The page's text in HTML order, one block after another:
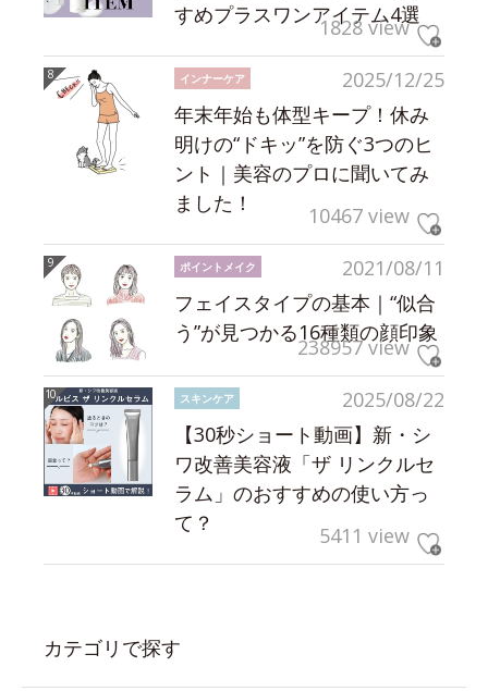
すめプラスワンアイテム4選
1828 view
2025/12/25
インナーケア
年末年始も体型キープ！休み
明けの“ドキッ”を防ぐ3つのヒ
ント｜美容のプロに聞いてみ
ました！
10467 view
2021/08/11
ポイントメイク
フェイスタイプの基本｜“似合
う”が見つかる16種類の顔印象
238957 view
2025/08/22
スキンケア
【30秒ショート動画】新・シ
ワ改善美容液「ザ リンクルセ
ラム」のおすすめの使い方っ
て？
5411 view
カテゴリで探す